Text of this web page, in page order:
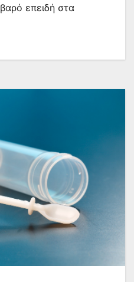
επειδή στα